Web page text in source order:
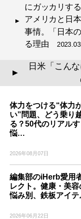
にガッカリす
アメリカと日
事情。「日本
る理由
▲
日米「こん
体力をつける“体力
い”問題、どう乗り
る？50代のリアル
悩…
2026年08月07日
編集部のiHerb愛用
レクト。健康・美容
悩み別、鉄板アイ
2026年06月22日